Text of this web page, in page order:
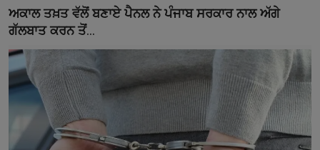
ਅਕਾਲ ਤਖ਼ਤ ਵੱਲੋਂ ਬਣਾਏ ਪੈਨਲ ਨੇ ਪੰਜਾਬ ਸਰਕਾਰ ਨਾਲ ਅੱਗੇ
ਗੱਲਬਾਤ ਕਰਨ ਤੋਂ...